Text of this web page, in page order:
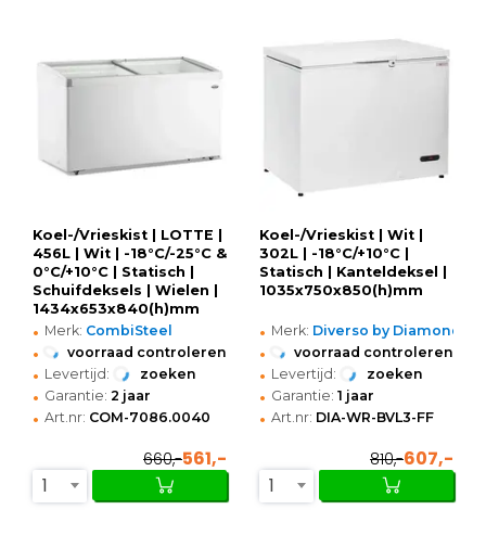
Koel-/Vrieskist | LOTTE |
456L | Wit | -18°C/-25°C &
0°C/+10°C | Statisch |
Schuifdeksels | Wielen |
1434x653x840(h)mm
• Merk: CombiSteel
• voorraad controleren
• Levertijd: zoeken
• Garantie: 2 jaar
• Art.nr: COM-7086.0040
660,-561,-
1
Koel-/Vrieskist | Wit |
302L | -18°C/+10°C |
Statisch | Kanteldeksel |
1035x750x850(h)mm
• Merk: Diverso by Diamond
• voorraad controleren
• Levertijd: zoeken
• Garantie: 1 jaar
• Art.nr: DIA-WR-BVL3-FF
810,-607,-
1